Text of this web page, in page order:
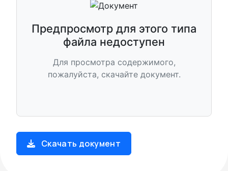
Предпросмотр для этого типа
файла недоступен
Для просмотра содержимого,
пожалуйста, скачайте документ.
Скачать документ